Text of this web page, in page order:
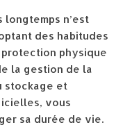
n’est
des habitudes
physique
la gestion de la
stockage et
vous
sa durée de vie.